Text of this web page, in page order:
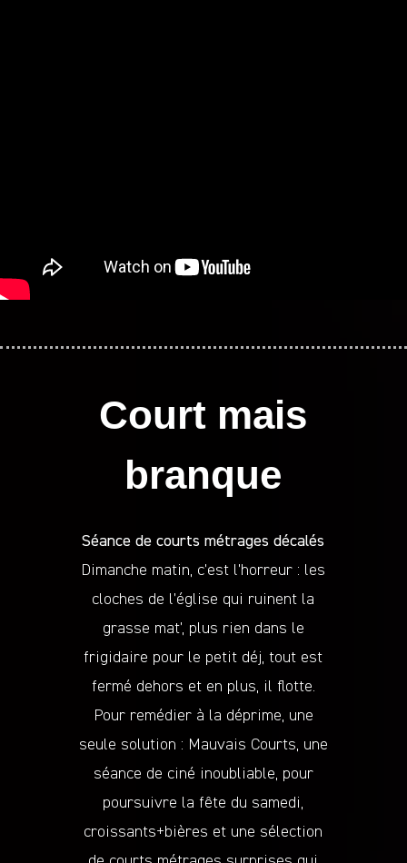
Court mais
branque
Séance de courts métrages décalés
Dimanche matin, c’est l’horreur : les
cloches de l’église qui ruinent la
grasse mat’, plus rien dans le
frigidaire pour le petit déj, tout est
fermé dehors et en plus, il flotte.
Pour remédier à la déprime, une
seule solution : Mauvais Courts, une
séance de ciné inoubliable, pour
poursuivre la fête du samedi,
croissants+bières et une sélection